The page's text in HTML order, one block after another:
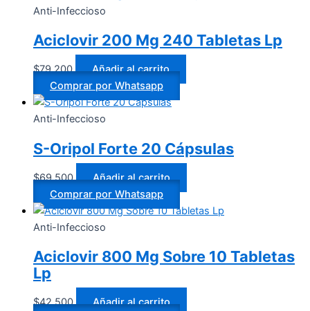
Anti-Infeccioso
Aciclovir 200 Mg 240 Tabletas Lp
$79.200
Añadir al carrito
Comprar por Whatsapp
Anti-Infeccioso
S-Oripol Forte 20 Cápsulas
$69.500
Añadir al carrito
Comprar por Whatsapp
Anti-Infeccioso
Aciclovir 800 Mg Sobre 10 Tabletas
Lp
$42.500
Añadir al carrito